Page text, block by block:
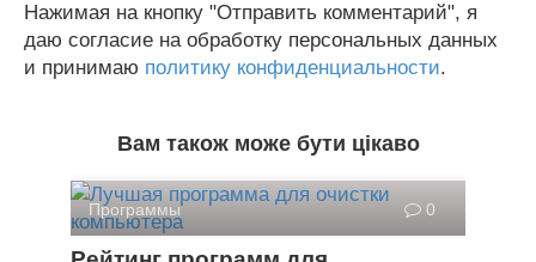
Нажимая на кнопку "Отправить комментарий", я
даю согласие на обработку персональных данных
и принимаю политику конфиденциальности.
Вам також може бути цікаво
Программы 0